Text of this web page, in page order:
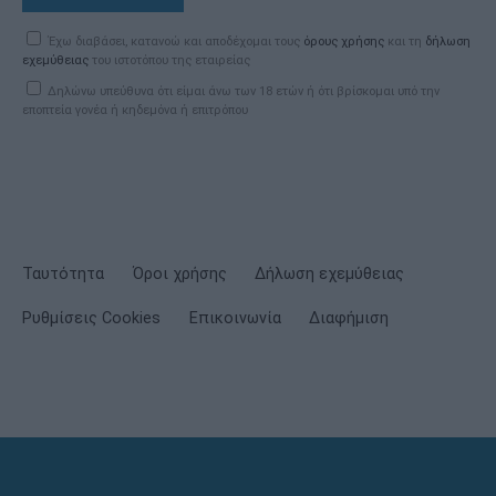
Έχω διαβάσει, κατανοώ και αποδέχομαι τους όρους χρήσης και τη δήλωση
εχεμύθειας του ιστοτόπου της εταιρείας
Δηλώνω υπεύθυνα ότι είμαι άνω των 18 ετών ή ότι βρίσκομαι υπό την
εποπτεία γονέα ή κηδεμόνα ή επιτρόπου
Ταυτότητα Όροι χρήσης Δήλωση εχεμύθειας
Ρυθμίσεις Cookies Επικοινωνία Διαφήμιση